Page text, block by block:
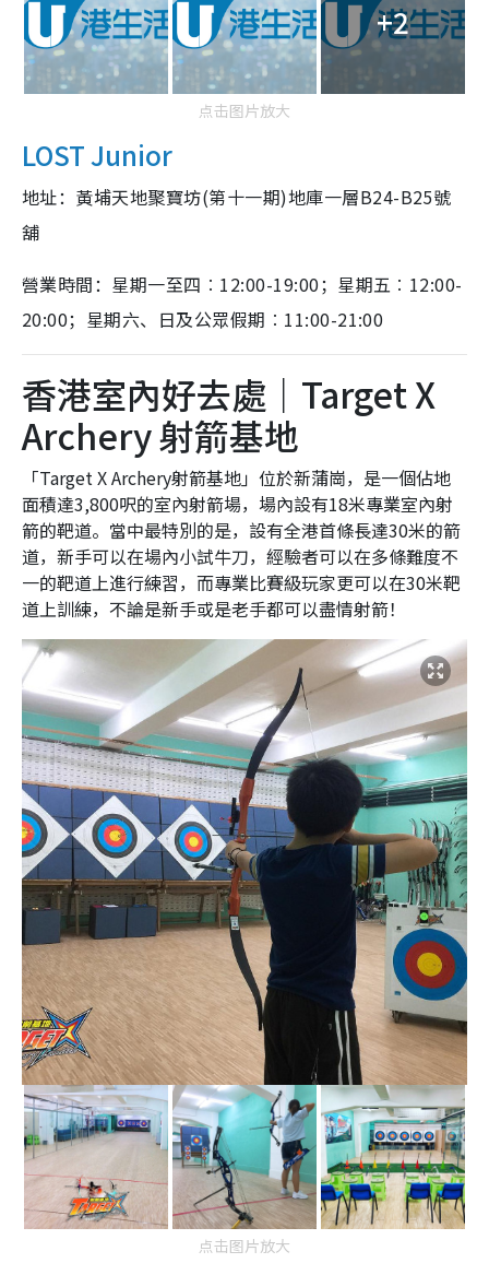
+2
点击图片放大
LOST Junior
地址：黃埔天地聚寶坊(第十一期)地庫一層B24-B25號
舖
營業時間：星期一至四︰12:00-19:00；星期五︰12:00-
20:00；星期六、日及公眾假期︰11:00-21:00
香港室內好去處｜Target X
Archery 射箭基地
「Target X Archery射箭基地」位於新蒲崗，是一個佔地
面積達3,800呎的室內射箭場，場內設有18米專業室內射
箭的靶道。當中最特別的是，設有全港首條長達30米的箭
道，新手可以在場內小試牛刀，經驗者可以在多條難度不
一的靶道上進行練習，而專業比賽級玩家更可以在30米靶
道上訓練，不論是新手或是老手都可以盡情射箭！
点击图片放大